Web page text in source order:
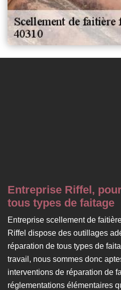
Entreprise Riffel,
tous types de faitage
Entreprise scellement de
Riffel dispose des outillages
réparation de tous types de
travail, nous sommes donc
interventions de réparation de
réglementations élémentaires